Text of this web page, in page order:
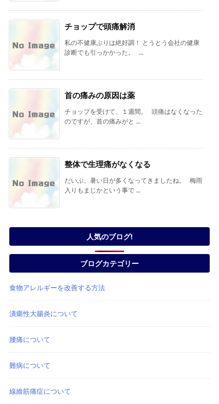
チョップで頭痛解消
私の不健康ぶりは絶好調！ とうとう会社の健康
診断でも引っかかった。 ...
首の痛みの原因は薬
チョップを受けて、１週間。 頭痛はなくなった
のですが、首の痛みがと ...
整体で生理痛がなくなる
だいぶ、暑い日が多くなってきましたね。 梅雨
入りもまじかという事で ...
人気のブログ!
ブログカテゴリー
食物アレルギーを改善する方法
潰瘍性大腸炎について
腰痛について
難病について
線維筋痛症について